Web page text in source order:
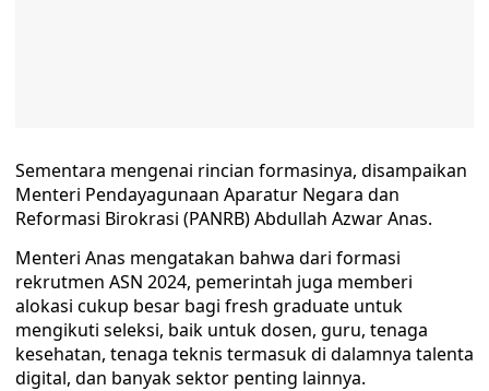
Sementara mengenai rincian formasinya, disampaikan
Menteri Pendayagunaan Aparatur Negara dan
Reformasi Birokrasi (PANRB) Abdullah Azwar Anas.
Menteri Anas mengatakan bahwa dari formasi
rekrutmen ASN 2024, pemerintah juga memberi
alokasi cukup besar bagi fresh graduate untuk
mengikuti seleksi, baik untuk dosen, guru, tenaga
kesehatan, tenaga teknis termasuk di dalamnya talenta
digital, dan banyak sektor penting lainnya.